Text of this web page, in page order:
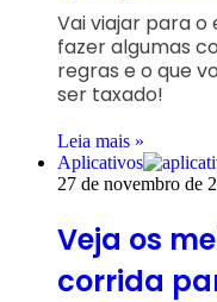
Vai viajar para
fazer algumas
regras e o que
ser taxado!
Leia mais »
Aplicativos
27 de novembro de
Veja os
corrida